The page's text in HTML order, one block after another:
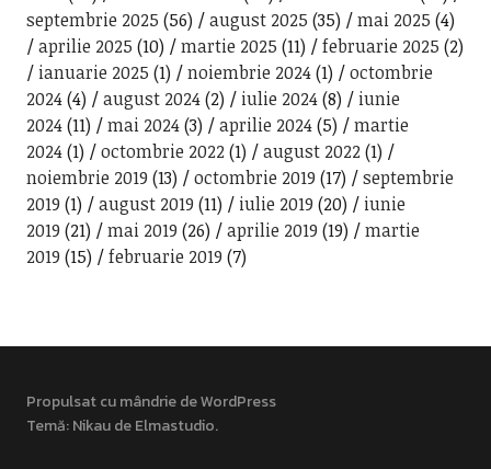
septembrie 2025 (56) august 2025 (35) mai 2025 (4)
aprilie 2025 (10) martie 2025 (11) februarie 2025 (2)
ianuarie 2025 (1) noiembrie 2024(1)
octombrie
2024(4) august 2024(2) iulie 2024(8)
iunie
2024(11) mai 2024(3) aprilie 2024(5)
martie
2024(1) octombrie 2022(1) august 2022(1)
noiembrie 2019 (13) octombrie 2019 (17)
septembrie
2019 (1) august 2019 (11) iulie 2019 (20)
iunie
2019 (21) mai 2019 (26) aprilie 2019 (19)
martie
2019 (15) februarie 2019 (7)
Propulsat cu mândrie de WordPress
Temă: Nikau deElmastudio.